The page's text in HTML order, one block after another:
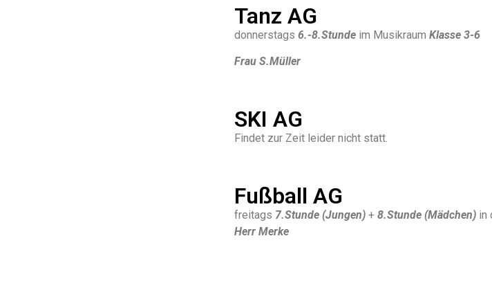
Tanz AG
donnerstags6.-8.Stunde im MusikraumKlasse 3-6
Frau S.Müller
SKI AG
Findet zur Zeit leider nicht statt.
Fußball AG
freitags 7.Stunde (Jungen) +8.Stunde (Mädchen) in
Herr Merke